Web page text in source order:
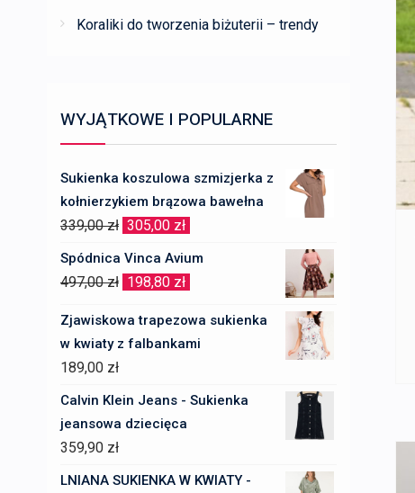
Koraliki do tworzenia biżuterii – trendy
WYJĄTKOWE I POPULARNE
Sukienka koszulowa szmizjerka z
kołnierzykiem brązowa bawełna
339,00zł Pierwotna
cena
wynosiła:
305,00 zł
wynosi:
Spódnica Vinca Avium
497,00zł Pierwotna
wynosiła:
198,80 zł
Zjawiskowa trapezowa sukienka
w kwiaty z falbankami
189,00 zł
Calvin Klein Jeans - Sukienka
jeansowa dziecięca
359,90 zł
LNIANA SUKIENKA W KWIATY -